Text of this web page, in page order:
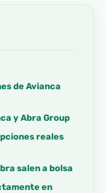
de Avianca
y Abra Group
reales
salen a bolsa
en